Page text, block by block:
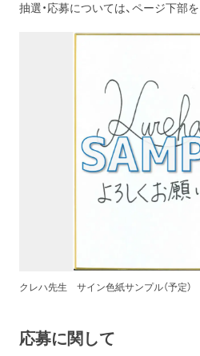
抽選・応募については、ページ下部
クレハ先生 サイン色紙サンプル（予定）
応募に関して